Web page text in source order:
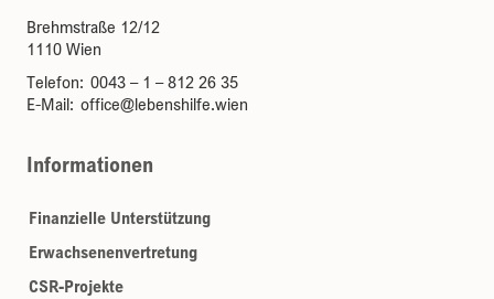
Brehmstraße 12/12
1110 Wien
Telefon: 0043 – 1 – 812 26 35
E-Mail: office@lebenshilfe.wien
Informationen
Finanzielle Unterstützung
Erwachsenenvertretung
CSR-Projekte